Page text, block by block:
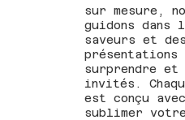
sur mesure,
guidons dans
saveurs et des
présentations
surprendre
invités.
est conçu
sublimer